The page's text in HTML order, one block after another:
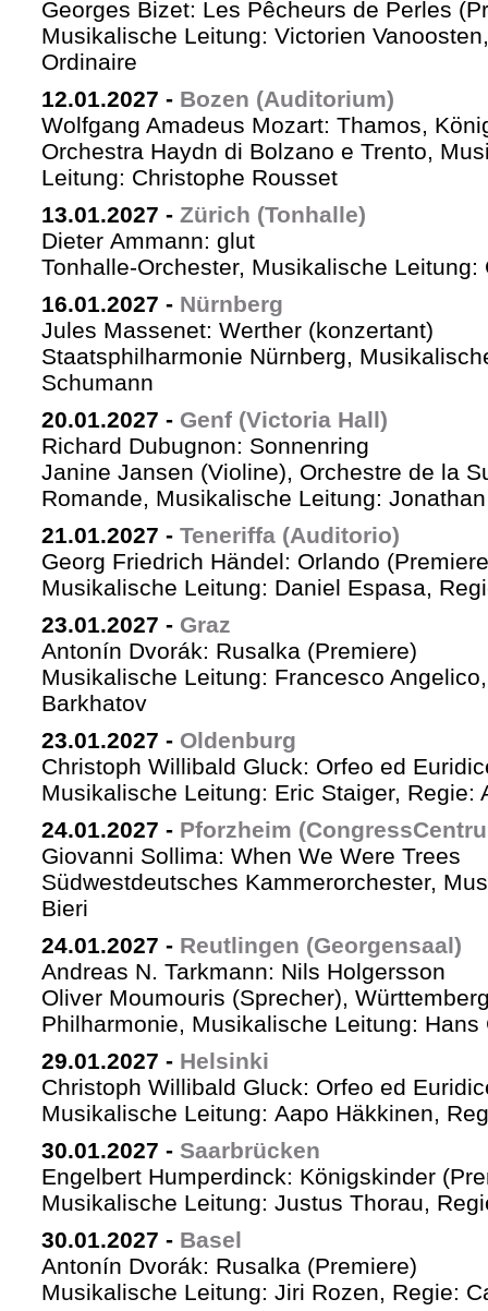
Georges Bizet: Les Pêcheurs de Perles
Musikalische Leitung: Victorien
Ordinaire
12.01.2027 - Bozen (Auditorium)
Wolfgang Amadeus Mozart: Thamos,
Orchestra Haydn di Bolzano e Trento,
Leitung: Christophe Rousset
13.01.2027 - Zürich (Tonhalle)
Dieter Ammann: glut
Tonhalle-Orchester, Musikalische Leitung:
16.01.2027 - Nürnberg
Jules Massenet: Werther (konzertant)
Staatsphilharmonie Nürnberg,
Schumann
20.01.2027 - Genf (Victoria Hall)
Richard Dubugnon: Sonnenring
Janine Jansen (Violine), Orchestre de la
Romande, Musikalische Leitung:
21.01.2027 - Teneriffa (Auditorio)
Georg Friedrich Händel: Orlando
Musikalische Leitung: Daniel Espasa,
23.01.2027 - Graz
Antonín Dvorák: Rusalka (Premiere)
Musikalische Leitung: Francesco
Barkhatov
23.01.2027 - Oldenburg
Christoph Willibald Gluck: Orfeo ed
Musikalische Leitung: Eric Staiger, Regie:
24.01.2027 - Pforzheim
Giovanni Sollima: When We Were Trees
Südwestdeutsches Kammerorchester,
Bieri
24.01.2027 - Reutlingen (Georgensaal)
Andreas N. Tarkmann: Nils Holgersson
Oliver Moumouris (Sprecher),
Philharmonie, Musikalische Leitung: Hans
29.01.2027 - Helsinki
Christoph Willibald Gluck: Orfeo ed
Musikalische Leitung: Aapo Häkkinen,
30.01.2027 - Saarbrücken
Engelbert Humperdinck: Königskinder
Musikalische Leitung: Justus Thorau,
30.01.2027 - Basel
Antonín Dvorák: Rusalka (Premiere)
Musikalische Leitung: Jiri Rozen, Regie: